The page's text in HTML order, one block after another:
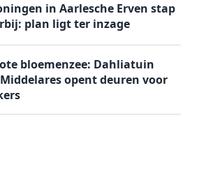
in Aarlesche Erven stap
plan ligt ter inzage
bloemenzee: Dahliatuin
opent deuren voor